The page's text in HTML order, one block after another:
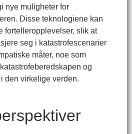
nye muligheter for
Disse teknologiene kan
fortelleropplevelser, slik at
seg i katastrofescenarier
måter, noe som
og
den virkelige verden.